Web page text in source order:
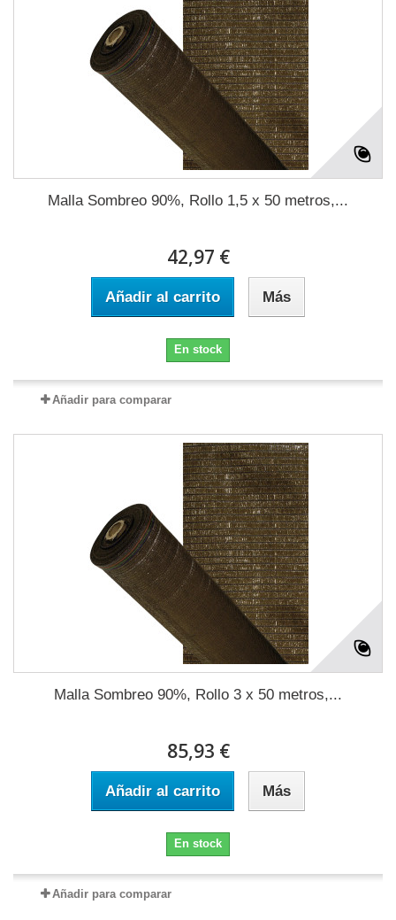
Malla Sombreo 90%, Rollo 1,5 x 50 metros,...
42,97 €
Añadir al carrito Más
En stock
Añadir para comparar
Malla Sombreo 90%, Rollo 3 x 50 metros,...
85,93 €
Añadir al carrito Más
En stock
Añadir para comparar